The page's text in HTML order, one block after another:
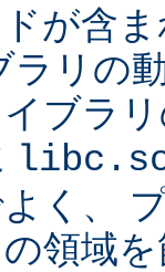
が含
ラリの
ブラ
く、
領域